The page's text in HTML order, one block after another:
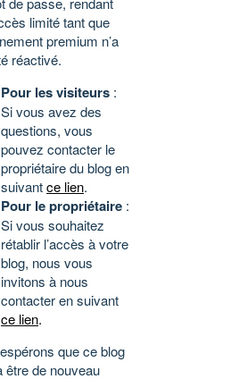
limité tant que
premium n’a
réactivé.
Pour les visiteurs :
Si vous avez des
questions, vous
pouvez contacter le
propriétaire du blog en
suivantce lien.
Pour le propriétaire :
Si vous souhaitez
rétablir l’accès à votre
blog, nous vous
invitons à nous
contacter en suivant
ce lien.
que ce blog
être de nouveau